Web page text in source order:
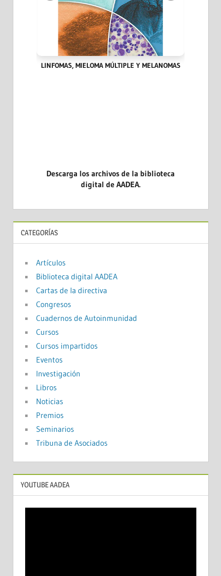
LINFOMAS, MIELOMA MÚLTIPLE Y MELANOMAS
Descarga los archivos de la biblioteca
digital de AADEA.
CATEGORÍAS
Artículos
Biblioteca digital AADEA
Cartas de la directiva
Congresos
Cuadernos de Autoinmunidad
Cursos
Cursos impartidos
Eventos
Investigación
Libros
Noticias
Premios
Seminarios
Tribuna de Asociados
YOUTUBE AADEA